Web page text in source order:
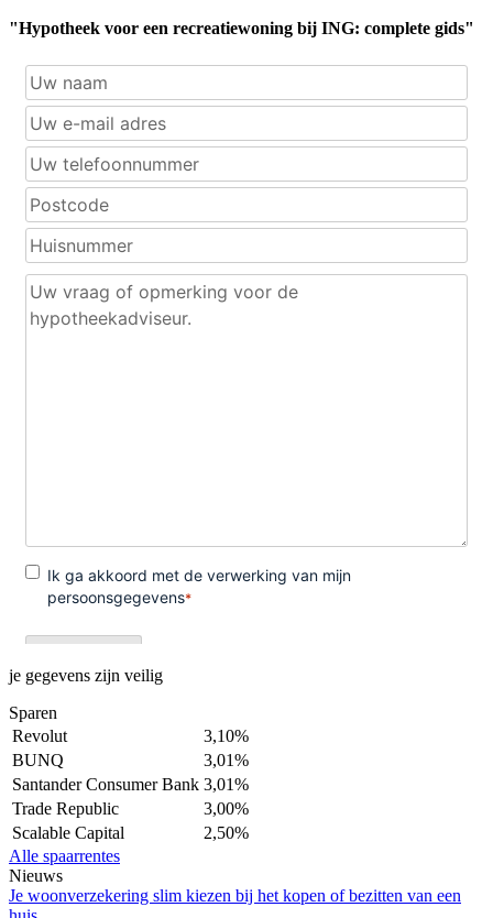
"Hypotheek voor een recreatiewoning bij ING: complete gids"
je gegevens zijn veilig
Sparen
Revolut
3,10%
BUNQ
3,01%
Santander Consumer Bank 3,01%
Trade Republic
3,00%
Scalable Capital
2,50%
Alle spaarrentes
Nieuws
Je woonverzekering slim kiezen bij het kopen of bezitten van een